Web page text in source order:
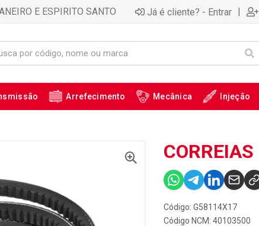
E ESPIRITO SANTO Já é cliente? - Entrar |
Arrefecimento Mecânica Injeção
Código: G58114X17
Código NCM: 40103500